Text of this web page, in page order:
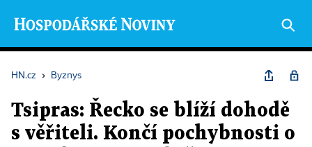
HN.cz › Byznys
Tsipras: Řecko se blíží dohodě
s věřiteli. Končí pochybnosti o